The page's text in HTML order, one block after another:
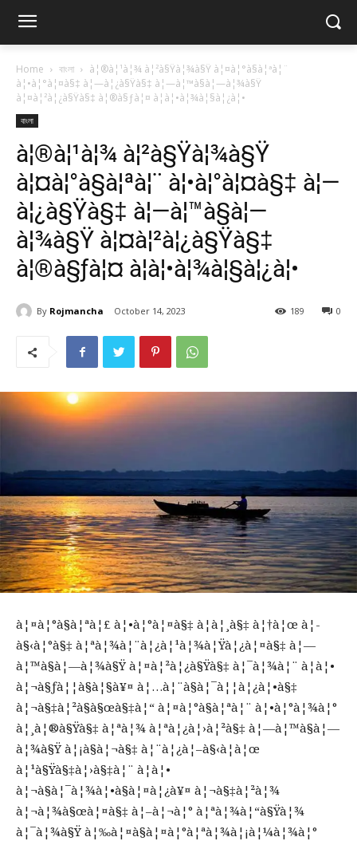
Home বাংলা
à¦®à¦¹à¦¾ à¦²à§Ÿà¦¾à§Ÿ à¦¤à¦°à§à¦ªà¦¨
à¦•à¦°à¦¤à§‡ à¦—à¦¿à§Ÿà§‡ à¦—à¦™à§à¦—à¦¾à§Ÿ
à¦¤à¦²à¦¿à§Ÿà§‡ à¦®à§ƒà¦¤ à¦à¦•à¦¾à¦§à¦¿à¦•
বাংলা
à¦®à¦¹à¦¾ à¦²à§Ÿà¦¾à§Ÿ
à¦¤à¦°à§à¦ªà¦¨ à¦•à¦°à¦¤à§‡ à¦—
à¦¿à§Ÿà§‡ à¦—à¦™à§à¦—
à¦¾à§Ÿ à¦¤à¦²à¦¿à§Ÿà§‡
à¦®à§ƒà¦¤ à¦à¦•à¦¾à¦§à¦¿à¦•
By Rojmancha October 14, 2023 0
189
à¦¤à¦°à§à¦ªà¦£ à¦•à¦°à¦¤à§‡ à¦à¦¸à§‡ à¦†à¦œ à¦­
à§‹à¦°à§‡ à¦ªà¦¾à¦¨à¦¿à¦¹à¦¾à¦Ÿà¦¿à¦¤à§‡ à¦—
à¦™à§à¦—à¦¾à§Ÿ à¦¤à¦²à¦¿à§Ÿà§‡ à¦¯à¦¾à¦¨ à¦à¦•
à¦¬à§ƒà¦¦à§à¦§à¥¤ à¦…à¦¨à§à¦¯à¦¦à¦¿à¦•à§‡
à¦¬à§‡à¦²à§à§œà§‡à¦“ à¦¤à¦°à§à¦ªà¦¨ à¦•à¦°à¦¾à¦°
à¦¸à¦®à§Ÿà§‡ à¦ªà¦¾ à¦ªà¦¿à¦›à¦²à§‡ à¦—à¦™à§à¦—
à¦¾à§Ÿ à¦¡à§à¦¬à§‡ à¦¨à¦¿à¦–à§‹à¦à¦œ
à¦¹à§Ÿà§‡à¦›à§‡à¦¨ à¦à¦•
à¦¬à§à¦¯à¦¾à¦•à§à¦¤à¦¿à¥¤ à¦¬à§‡à¦²à¦¾
à¦¬à¦¾à§œà¦¤à§‡ à¦–à¦¬à¦° à¦ªà¦¾à¦“à§Ÿà¦¾
à¦¯à¦¾à§Ÿ à¦‰à¦¤à§à¦¤à¦°à¦ªà¦¾à¦¡à¦¼à¦¾à¦°